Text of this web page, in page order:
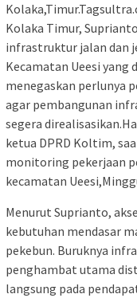
Kolaka Timur,
infrastruktur jalan dan
Kecamatan Ueesi yang
menegaskan perlunya
agar pembangunan
segera
ketua DPRD Koltim,
monitoring pekerjaan
kecamatan
Menurut Suprianto,
kebutuhan mendasar
pekebun. Buruknya
penghambat utama
langsung pada